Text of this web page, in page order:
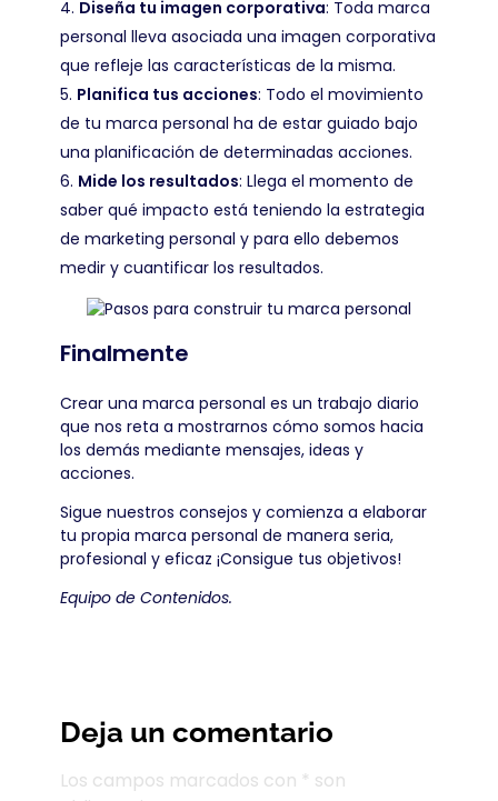
Diseña tu imagen corporativa: Toda marca
personal lleva asociada una imagen corporativa
que refleje las características de la misma.
Planifica tus acciones: Todo el movimiento
de tu marca personal ha de estar guiado bajo
una planificación de determinadas acciones.
Mide los resultados: Llega el momento de
saber qué impacto está teniendo la estrategia
de marketing personal y para ello debemos
medir y cuantificar los resultados.
Finalmente
Crear una marca personal es un trabajo diario
que nos reta a mostrarnos cómo somos hacia
los demás mediante mensajes, ideas y
acciones.
Sigue nuestros consejos y comienza a elaborar
tu propia marca personal de manera seria,
profesional y eficaz ¡Consigue tus objetivos!
Equipo de Contenidos.
Deja un comentario
Los campos marcados con * son